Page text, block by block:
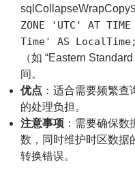
sqlCollapseWrapCopy
ZONE 'UTC' AT
Time' AS LocalTime;
（如 “Eastern
间。
优点 ：适合需要频繁
的处理负担。
注意事项 ：需要确保
数，同时维护时区数据
转换错误。